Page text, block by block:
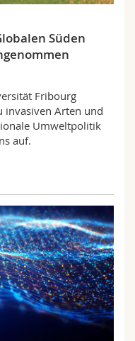
Süden
Fribourg
invasiven Arten und
Umweltpolitik
auf.